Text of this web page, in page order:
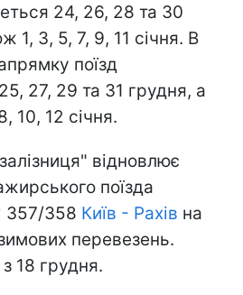
24, 26, 28 та 30
1, 3, 5, 7, 9, 11 січня. В
поїзд
27, 29 та 31 грудня, а
10, 12 січня.
відновлює
поїзда
357/358 Київ - Рахів на
перевезень.
18 грудня.